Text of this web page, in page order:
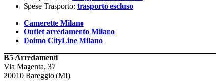
Spese Trasporto: trasporto escluso
Camerette Milano
Outlet arredamento Milano
Doimo CityLine Milano
B5 Arredamenti
Via Magenta, 37
20010 Bareggio (MI)